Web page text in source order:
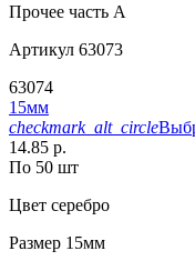
Прочее часть A
Артикул 63073
63074
15мм
checkmark_alt_circle
14.85 р.
По 50 шт
Цвет серебро
Размер 15мм